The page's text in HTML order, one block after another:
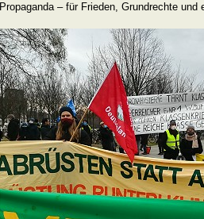
Propaganda – für Frieden, Grundrechte